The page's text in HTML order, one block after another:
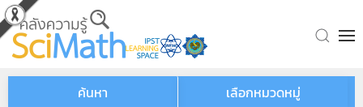
Skip to main content
ค้นหา เลือกหมวดหมู่